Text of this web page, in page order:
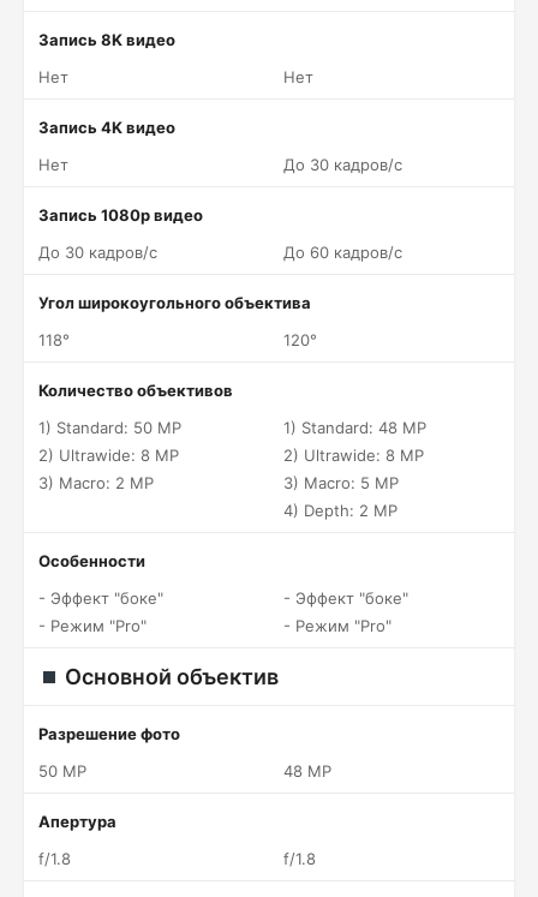
Запись 8K видео
Нет
Нет
Запись 4K видео
Нет
До 30 кадров/c
Запись 1080p видео
До 30 кадров/c
До 60 кадров/c
Угол широкоугольного объектива
118°
120°
Количество объективов
1) Standard: 50 MP
2) Ultrawide: 8 MP
3) Macro: 2 MP
1) Standard: 48 MP
2) Ultrawide: 8 MP
3) Macro: 5 MP
4) Depth: 2 MP
Особенности
- Эффект "боке"
- Режим "Pro"
- Эффект "боке"
- Режим "Pro"
Основной объектив
Разрешение фото
50 MP
48 MP
Апертура
f/1.8
f/1.8